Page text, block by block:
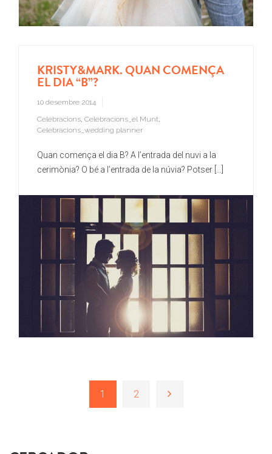
KRISTY&MARK. QUAN COMENÇA
EL DIA “B”?
10 desembre 2014
Celebracions, Celebracions_el Munt,
Celebracions_wedding planner
Quan comença el dia B? A l’entrada del nuvi a la
cerimònia? O bé a l’entrada de la núvia? Potser [...]
1 2